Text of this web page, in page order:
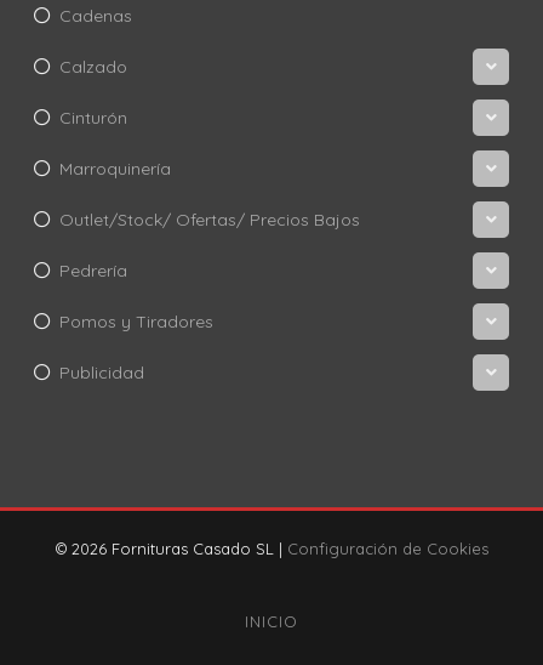
Cadenas
Calzado
Cinturón
Marroquinería
Outlet/Stock/ Ofertas/ Precios Bajos
Pedrería
Pomos y Tiradores
Publicidad
© 2026 Fornituras Casado SL | Configuración de Cookies
INICIO